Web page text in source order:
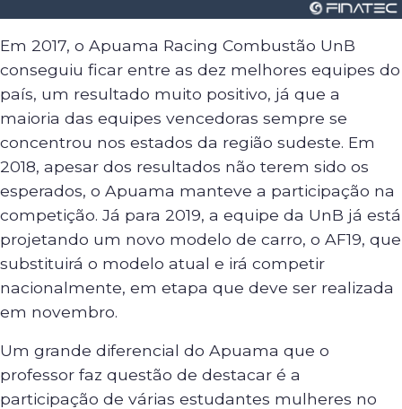
Em 2017, o Apuama Racing Combustão UnB
conseguiu ficar entre as dez melhores equipes do
país, um resultado muito positivo, já que a
maioria das equipes vencedoras sempre se
concentrou nos estados da região sudeste. Em
2018, apesar dos resultados não terem sido os
esperados, o Apuama manteve a participação na
competição. Já para 2019, a equipe da UnB já está
projetando um novo modelo de carro, o AF19, que
substituirá o modelo atual e irá competir
nacionalmente, em etapa que deve ser realizada
em novembro.
Um grande diferencial do Apuama que o
professor faz questão de destacar é a
participação de várias estudantes mulheres no